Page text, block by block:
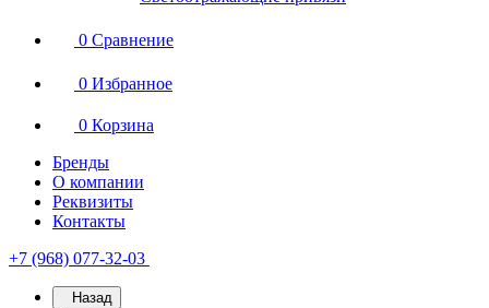
0 Сравнение
0 Избранное
0 Корзина
Бренды
О компании
Реквизиты
Контакты
+7 (968) 077-32-03
Назад